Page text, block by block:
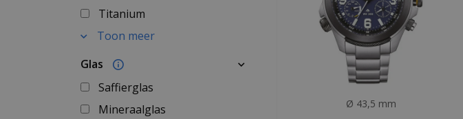
Titanium
Toon meer
Glas
Saffierglas
Mineraalglas
Ø 43,5 mm